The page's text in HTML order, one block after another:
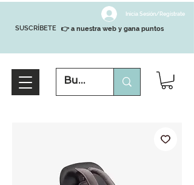
SUSCRÍBETE
Inicia Sesión/Regístrate
👉 a nuestra web y gana puntos